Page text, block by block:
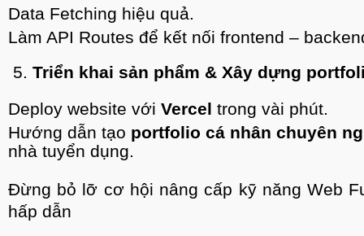
Data Fetching hiệu quả.
Làm API Routes để kết nối frontend –
5. Triển khai sản phẩm & Xây dựng
Deploy website với Vercel trong vài phút.
Hướng dẫn tạo portfolio cá nhân chuyên
nhà tuyển dụng.
​Đừng bỏ lỡ cơ hội nâng cấp kỹ năng Web
hấp dẫn